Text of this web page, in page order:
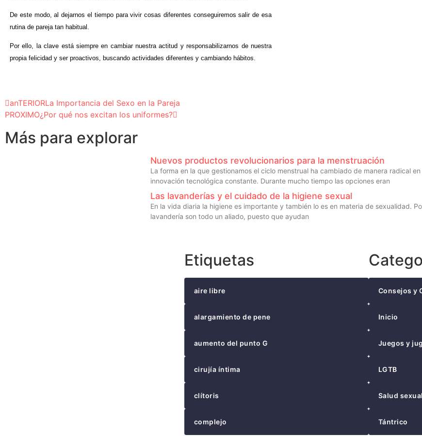
De este modo, al dejarnos el tiempo para vivir cosas diferentes conseguiremos salir de esa
rutina de pareja tan habitual.
Por ello, la clave está siempre en cambiar nuestra actitud y responsabilizarnos de nuestra
propia felicidad y ser proactivos, buscando actividades diferentes y cambiando hábitos.
anTERIORLa Importancia del Sexo en la Pareja
PROXIMO¿Por qué nos excitan los uniformes?
Más para explorar
Nuevos productos revolucionarios para la menstruación
La forma en la que gestionamos el ciclo menstrual ha cambiado de manera radical
innovación tecnológica constante. Durante mucho tiempo las opciones eran
Las lavanderías y el cuidado de la higiene sexual
En la vida diaria la higiene es importante y también lo es en materia de sexualidad.
lavandería son todo un aliado, puesto que ayudan
Etiquetas
aire libre
alargamiento de pene
aumento del punto G
cirujía íntima
clítoris
complejo
Consejos y
Inicio
Juegos y
LGTB
Salud sexual
Tántrico